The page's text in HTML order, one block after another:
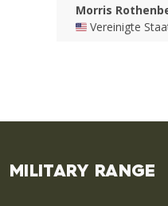
Morris
🇺🇸 Vereinigte
MILITARY RANGE